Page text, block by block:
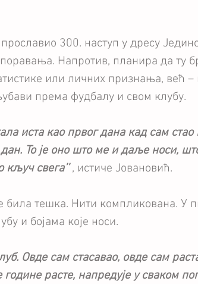
300. наступ у дресу
Напротив, планира да ту
или личних признања, већ –
према фудбалу и свом клубу.
иста као првог дана кад сам
дан. То је оно што ме и даље носи,
свега’’ , истиче Јовановић.
била тешка. Нити компликована. У
и бојама које носи.
Овде сам стасавао, овде сам
расте, напредује у сваком